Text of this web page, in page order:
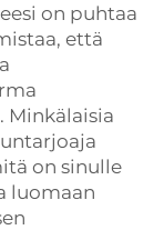
on puhtaa
että
Minkälaisia
on sinulle
luomaan